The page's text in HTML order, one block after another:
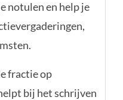
notulen en help je
fractie op
bij het schrijven